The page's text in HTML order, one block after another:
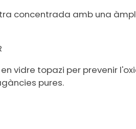
concentrada amb una
vidre topazi per prevenir
pures.